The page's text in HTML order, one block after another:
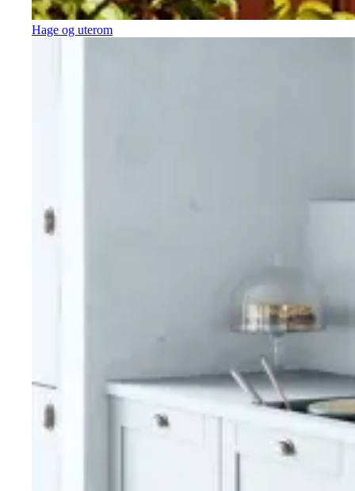
Hage og uterom